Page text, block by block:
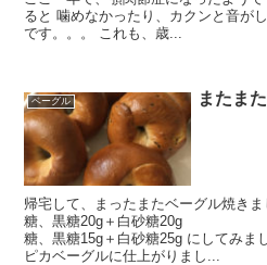
ると 噛めなかったり、カクンと音が
です。。。 これも、歳...
ベーグル またま
帰宅して、まったまたベーグル焼き
糖、黒糖20g＋白砂糖20g ↓
糖、黒糖15g＋白砂糖25g にしてみ
ピカベーグルに仕上がりまし...